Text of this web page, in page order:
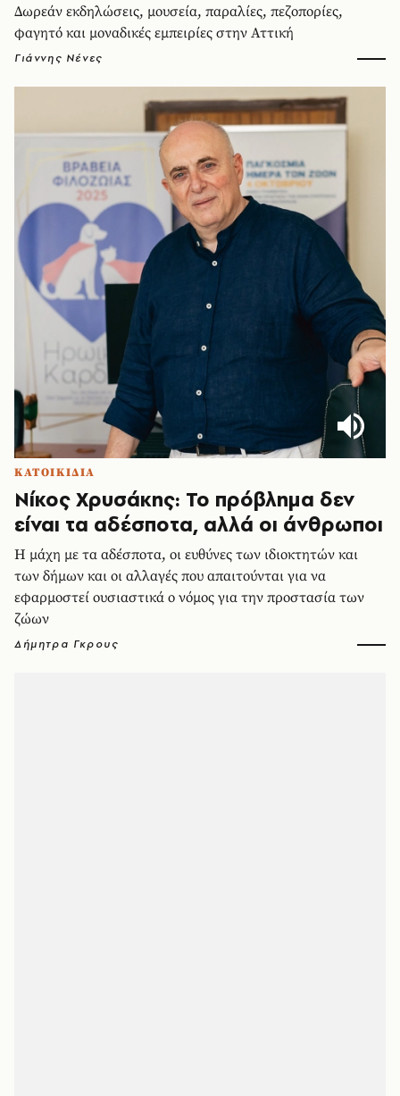
Δωρεάν εκδηλώσεις, μουσεία, παραλίες, πεζοπορίες,
φαγητό και μοναδικές εμπειρίες στην Αττική
Γιάννης Νένες
ΚΑΤΟΙΚΙΔΙΑ
Νίκος Χρυσάκης: Το πρόβλημα δεν
είναι τα αδέσποτα, αλλά οι άνθρωποι
Η μάχη με τα αδέσποτα, οι ευθύνες των ιδιοκτητών και
των δήμων και οι αλλαγές που απαιτούνται για να
εφαρμοστεί ουσιαστικά ο νόμος για την προστασία των
ζώων
Δήμητρα Γκρους